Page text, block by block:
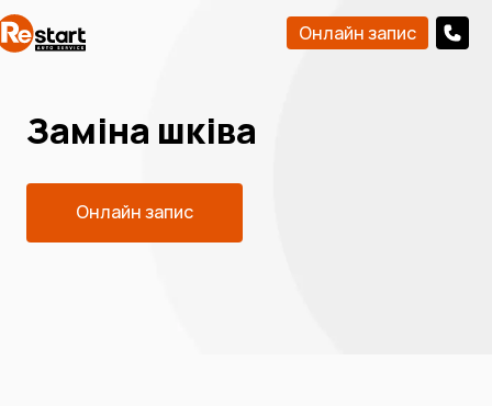
Онлайн запис
Заміна шківа
Онлайн запис